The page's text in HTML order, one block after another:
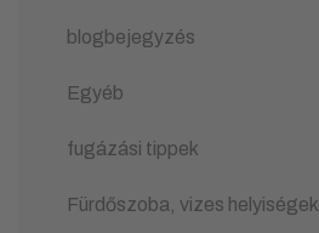
blogbejegyzés
Egyéb
fugázási tippek
Fürdőszoba, vizes helyiségek